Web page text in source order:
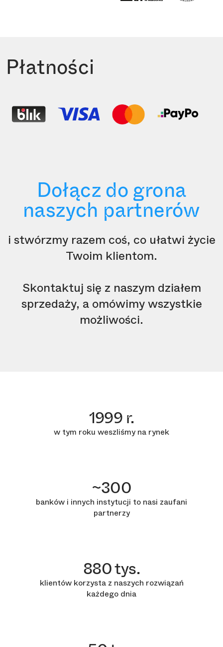
Płatności
Dołącz do grona
naszych partnerów
i stwórzmy razem coś, co ułatwi życie
Twoim klientom.
Skontaktuj się z naszym działem
sprzedaży, a omówimy wszystkie
możliwości.
1999 r.
w tym roku weszliśmy na rynek
~300
banków i innych instytucji to nasi zaufani
partnerzy
880 tys.
klientów korzysta z naszych rozwiązań
każdego dnia